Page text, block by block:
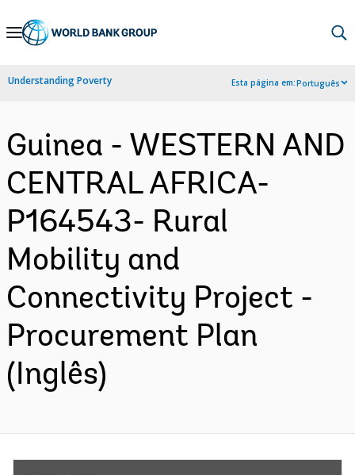
Skip
Navigation
Understanding Poverty Esta página em:Português
Guinea - WESTERN AND
CENTRAL AFRICA-
P164543- Rural
Mobility and
Connectivity Project -
Procurement Plan
(Inglês)